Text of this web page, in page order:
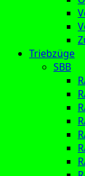
Triebzüge
SBB